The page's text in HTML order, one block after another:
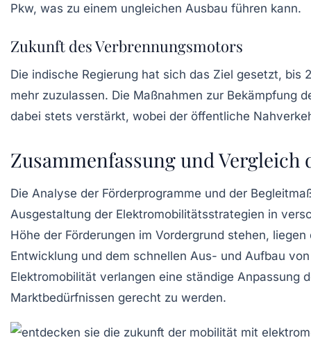
Pkw, was zu einem ungleichen Ausbau führen kann.
Zukunft des Verbrennungsmotors
Die indische Regierung hat sich das Ziel gesetzt,
mehr zuzulassen. Die Maßnahmen zur Bekämpfung
dabei stets verstärkt, wobei der öffentliche
Zusammenfassung und Vergleich
Die Analyse der Förderprogramme und der
Ausgestaltung der Elektromobilitätsstrategien in
Höhe der Förderungen im Vordergrund stehen,
Entwicklung und dem schnellen Aus- und Aufbau
Elektromobilität verlangen eine ständige Anpassung
Marktbedürfnissen gerecht zu werden.